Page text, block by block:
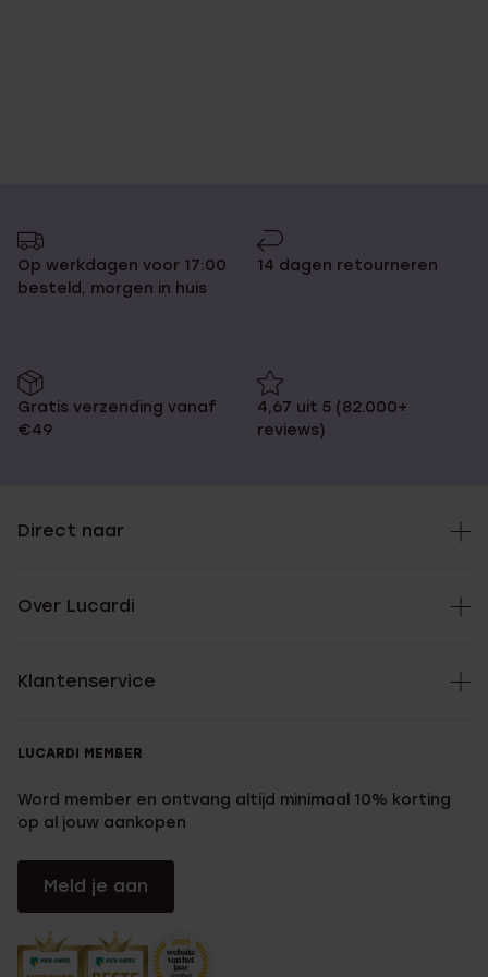
Op werkdagen voor 17:00
besteld, morgen in huis
14 dagen retourneren
Gratis verzending vanaf
€49
4,67 uit 5 (82.000+
reviews)
Direct naar
Over Lucardi
Klantenservice
LUCARDI MEMBER
Word member en ontvang altijd minimaal 10% korting
op al jouw aankopen
Meld je aan